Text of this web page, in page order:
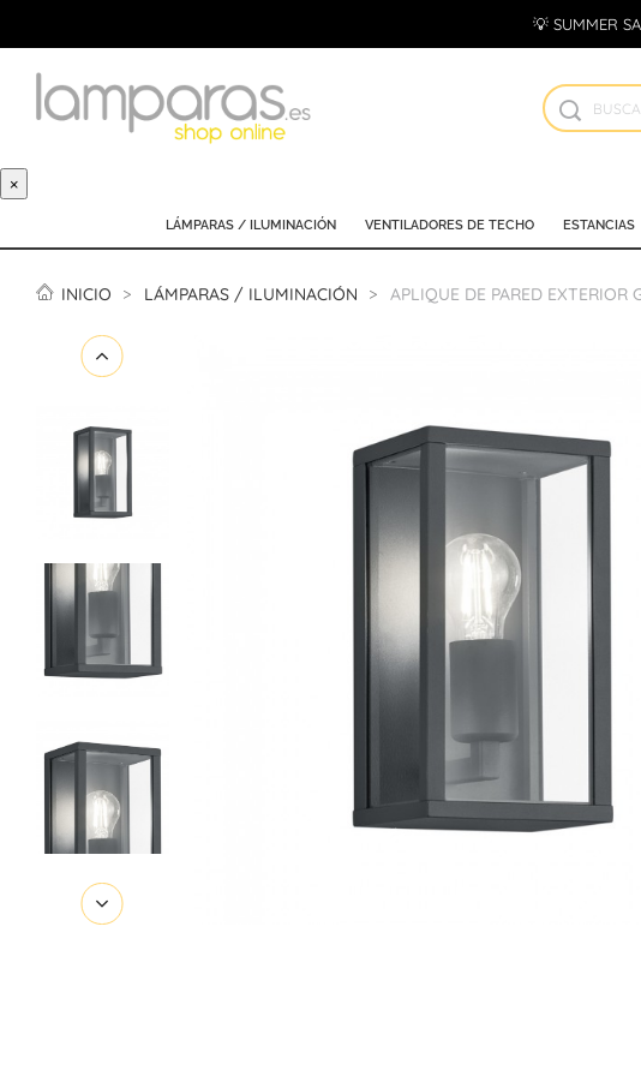
💡 SUMMER
×
LÁMPARAS / ILUMINACIÓN VENTILADORES DE TECHO ESTANCIAS
INICIO LÁMPARAS / ILUMINACIÓN APLIQUE DE PARED EXTERIOR